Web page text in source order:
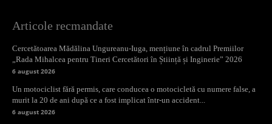
Articole recmandate
Cercetătoarea Mădălina Ungureanu-Iuga, mențiune în cadrul Premiilor
„Rada Mihalcea pentru Tineri Cercetători în Știință și Inginerie” 2026
6 august 2026
Un motociclist fără permis, care conducea o motocicletă cu numere false, a
murit la 20 de ani după ce a fost implicat într-un accident...
6 august 2026